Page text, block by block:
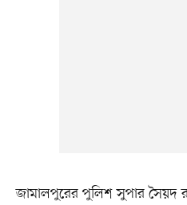
জামালপুরের পুলিশ সুপার